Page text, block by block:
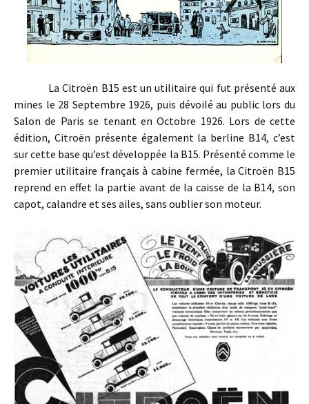
La Citroën B15 est un utilitaire qui fut présenté aux
mines le 28 Septembre 1926, puis dévoilé au public lors du
Salon de Paris se tenant en Octobre 1926. Lors de cette
édition, Citroën présente également la berline B14, c’est
sur cette base qu’est développée la B15. Présenté comme le
premier utilitaire français à cabine fermée, la Citroën B15
reprend en effet la partie avant de la caisse de la B14, son
capot, calandre et ses ailes, sans oublier son moteur.